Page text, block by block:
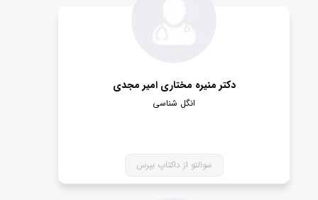
دکتر منیره مختاری امیر مجدی
انگل شناسی
سوالتو از داکتاپ بپرس